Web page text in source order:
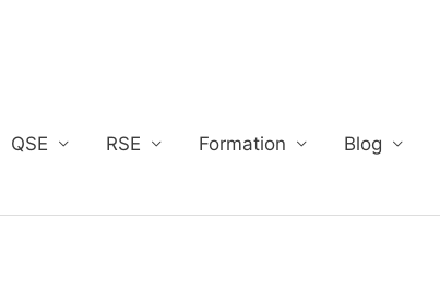
QSE RSE Formation Blog